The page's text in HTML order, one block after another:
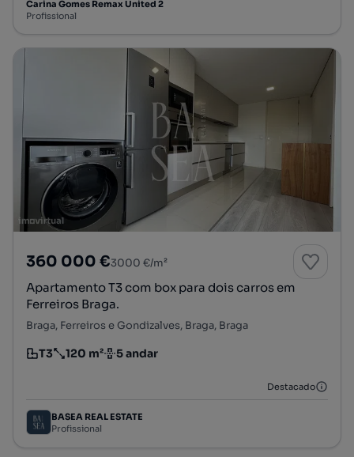
Carina Gomes Remax United 2
Profissional
360 000 €3000 €/m²
Apartamento T3 com box para dois carros em
Ferreiros Braga.
Braga, Ferreiros e Gondizalves, Braga, Braga
Tipologia
T3
Preço por metro quadrado
120 m²
Andar 5 andar
Destacado
BASEA REAL ESTATE
Profissional